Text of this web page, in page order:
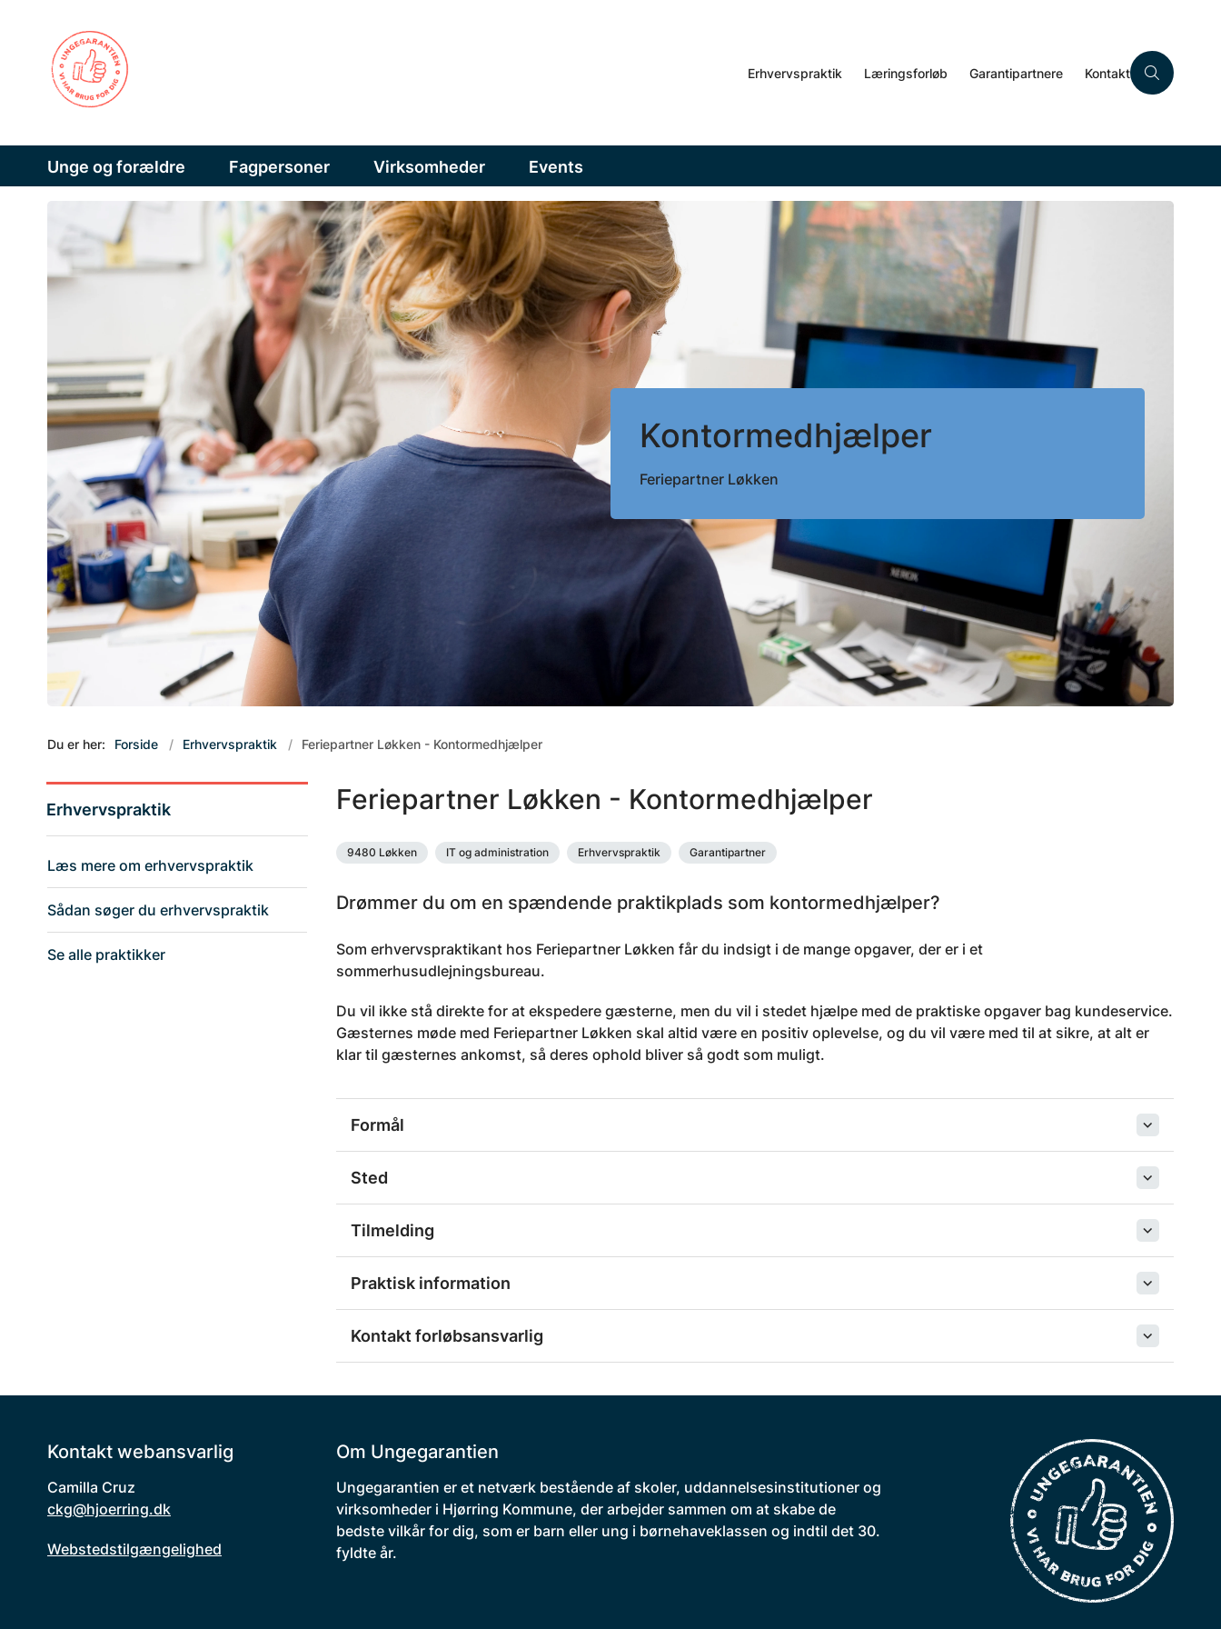
Erhvervspraktik Læringsforløb Garantipartnere Kontakt
Unge og forældre Fagpersoner Virksomheder Events
Kontormedhjælper
Feriepartner Løkken
Du er her: Forside Erhvervspraktik Feriepartner Løkken - Kontormedhjælper
Erhvervspraktik
Læs mere om erhvervspraktik
Sådan søger du erhvervspraktik
Se alle praktikker
Feriepartner Løkken - Kontormedhjælper
9480 Løkken IT og administration Erhvervspraktik Garantipartner
Drømmer du om en spændende praktikplads som kontormedhjælper?
Som erhvervspraktikant hos Feriepartner Løkken får du indsigt i de mange opgaver, der er i et
sommerhusudlejningsbureau.
Du vil ikke stå direkte for at ekspedere gæsterne, men du vil i stedet hjælpe med de praktiske opgaver bag kundeservice.
Gæsternes møde med Feriepartner Løkken skal altid være en positiv oplevelse, og du vil være med til at sikre, at alt er
klar til gæsternes ankomst, så deres ophold bliver så godt som muligt.
Formål
Sted
Tilmelding
Praktisk information
Kontakt forløbsansvarlig
Kontakt webansvarlig
Camilla Cruz
ckg@hjoerring.dk
Webstedstilgængelighed
Om Ungegarantien
Ungegarantien er et netværk bestående af skoler, uddannelsesinstitutioner og
virksomheder i Hjørring Kommune, der arbejder sammen om at skabe de
bedste vilkår for dig, som er barn eller ung i børnehaveklassen og indtil det 30.
fyldte år.